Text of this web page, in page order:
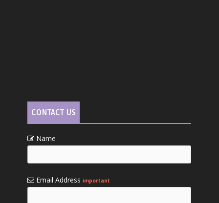
CONTACT US
Name
Email Address important